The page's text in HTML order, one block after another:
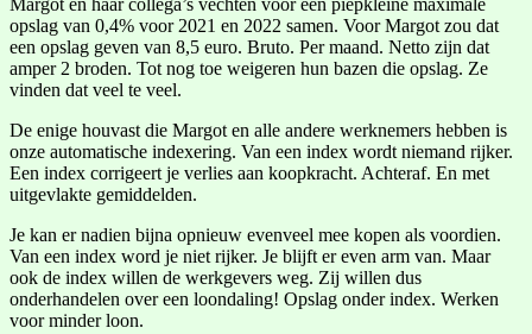
opslag van 0,4% voor 2021 en 2022 samen. Voor Margot zou dat
een opslag geven van 8,5 euro. Bruto. Per maand. Netto zijn dat
amper 2 broden. Tot nog toe weigeren hun bazen die opslag. Ze
vinden dat veel te veel.
De enige houvast die Margot en alle andere werknemers hebben is
onze automatische indexering. Van een index wordt niemand rijker.
Een index corrigeert je verlies aan koopkracht. Achteraf. En met
uitgevlakte gemiddelden.
Je kan er nadien bijna opnieuw evenveel mee kopen als voordien.
Van een index word je niet rijker. Je blijft er even arm van. Maar
ook de index willen de werkgevers weg. Zij willen dus
onderhandelen over een loondaling! Opslag onder index. Werken
voor minder loon.